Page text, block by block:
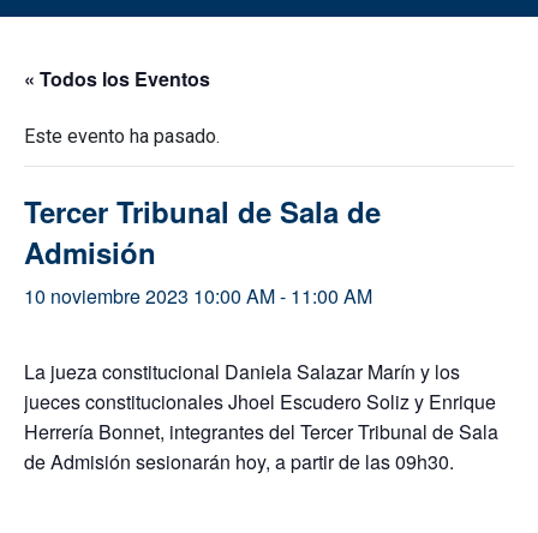
« Todos los Eventos
Este evento ha pasado.
Tercer Tribunal de Sala de
Admisión
10 noviembre 2023 10:00 AM- 11:00 AM
La jueza constitucional Daniela Salazar Marín y los
jueces constitucionales Jhoel Escudero Soliz y Enrique
Herrería Bonnet, integrantes del Tercer Tribunal de Sala
de Admisión sesionarán hoy, a partir de las 09h30.